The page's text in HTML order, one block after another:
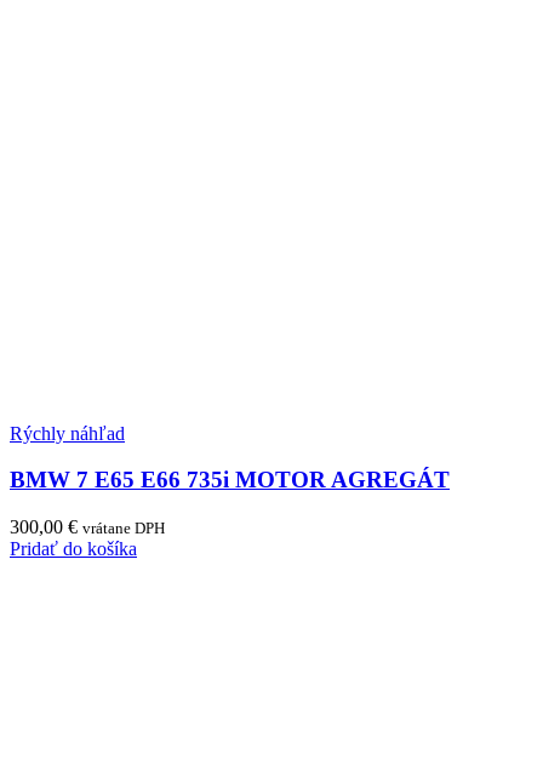
Rýchly náhľad
BMW 7 E65 E66 735i MOTOR AGREGÁT
300,00 € vrátane DPH
Pridať do košíka